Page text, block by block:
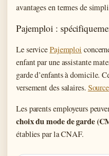
avantages en termes de
Pajemploi :
Le servicePajemploi
enfant par une assistante
garde d’enfants à domicile.
versement des salaires.
Les parents employeurs
choix du mode de garde
établies par la CNAF.